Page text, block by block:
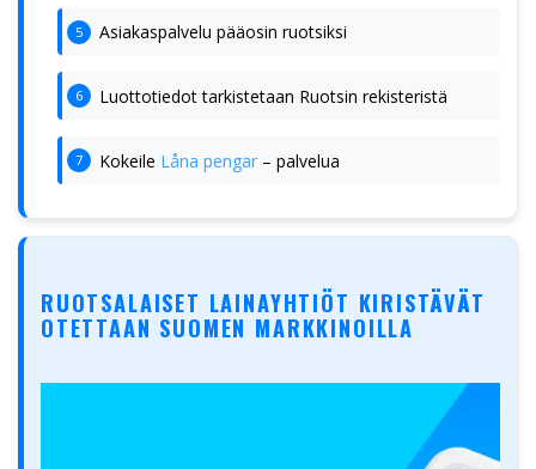
Asiakaspalvelu pääosin ruotsiksi
Luottotiedot tarkistetaan Ruotsin rekisteristä
Kokeile Låna pengar– palvelua
RUOTSALAISET LAINAYHTIÖT KIRISTÄVÄT
OTETTAAN SUOMEN MARKKINOILLA